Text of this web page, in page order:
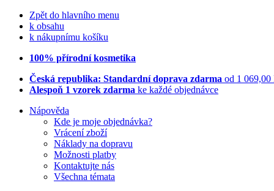
Zpět do hlavního menu
k obsahu
k nákupnímu košíku
100% přírodní kosmetika
Česká republika: Standardní doprava zdarma od 1 069,00
Alespoň 1 vzorek zdarma ke každé objednávce
Nápověda
Kde je moje objednávka?
Vrácení zboží
Náklady na dopravu
Možnosti platby
Kontaktujte nás
Všechna témata